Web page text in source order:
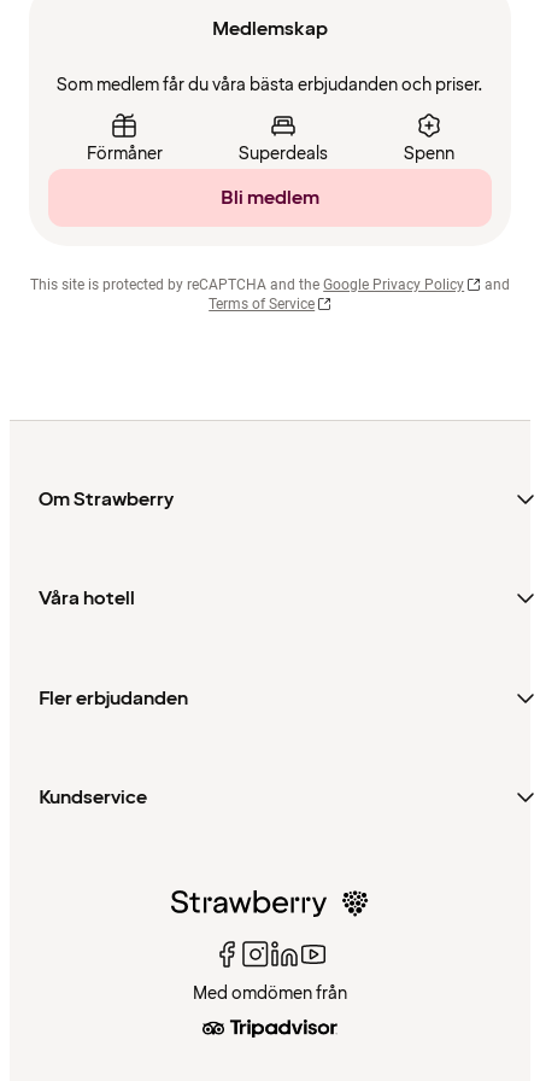
Medlemskap
Som medlem får du våra bästa erbjudanden och priser.
Förmåner Superdeals Spenn
Bli medlem
This site is protected by reCAPTCHA and the Google Privacy Policy
and
Terms of Service
Om Strawberry
Våra hotell
Fler erbjudanden
Kundservice
Med omdömen från